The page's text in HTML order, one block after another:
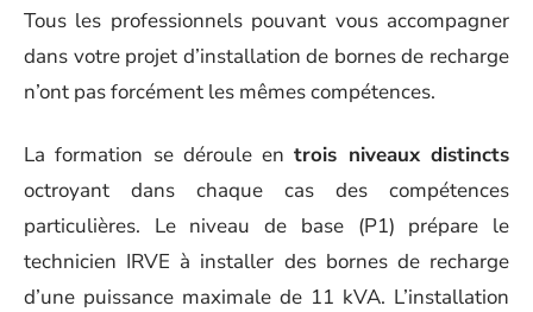
Tous les professionnels pouvant vous accompagner
dans votre projet d’installation de bornes de recharge
n’ont pas forcément les mêmes compétences.
La formation se déroule entrois niveaux distincts
octroyant dans chaque cas des compétences
particulières. Le niveau de base (P1) prépare le
technicien IRVE à installer des bornes de recharge
d’une puissance maximale de 11 kVA. L’installation